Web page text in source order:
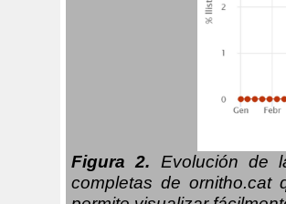
Figura 2. Evolución de
completas de